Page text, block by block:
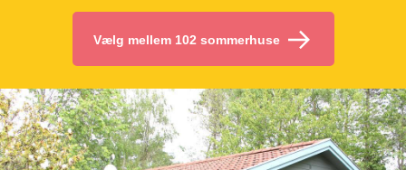
Vælg mellem 102 sommerhuse